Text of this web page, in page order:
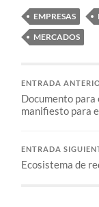
EMPRESAS
MERCADOS
ENTRADA
Documento para
manifiesto para
ENTRADA
Ecosistema de